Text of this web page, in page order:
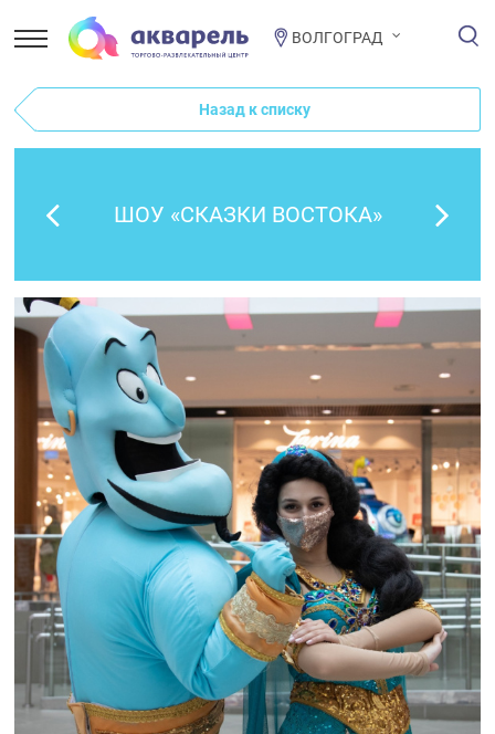
ВОЛГОГРАД
Назад к списку
ШОУ «СКАЗКИ ВОСТОКА»